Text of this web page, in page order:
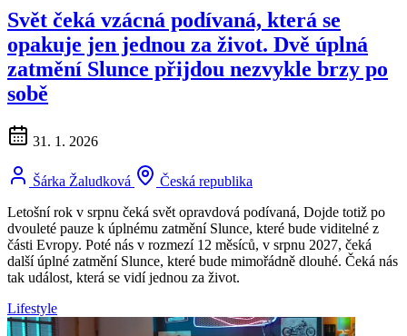
Svět čeká vzácná podívaná, která se
opakuje jen jednou za život. Dvě úplná
zatmění Slunce přijdou nezvykle brzy po
sobě
31. 1. 2026
Šárka Žaludková
Česká republika
Letošní rok v srpnu čeká svět opravdová podívaná, Dojde totiž po
dvouleté pauze k úplnému zatmění Slunce, které bude viditelné z
části Evropy. Poté nás v rozmezí 12 měsíců, v srpnu 2027, čeká
další úplné zatmění Slunce, které bude mimořádně dlouhé. Čeká nás
tak událost, která se vidí jednou za život.
Lifestyle